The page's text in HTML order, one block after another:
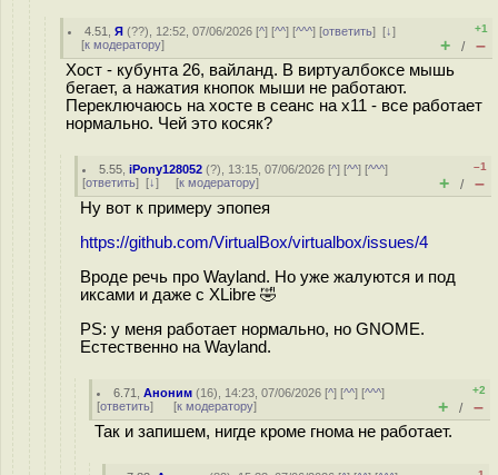
4.51 ,Я (??), 12:52, 07/06/2026 [^] [^^] [^^^] [ответить][↓]
[к модератору]
+1
+ / –
Хост - кубунта 26, вайланд. В виртуалбоксе мышь
бегает, а нажатия кнопок мыши не работают.
Переключаюсь на хосте в сеанс на х11 - все работает
нормально. Чей это косяк?
5.55 ,iPony128052 (?), 13:15, 07/06/2026 [^] [^^] [^^^]
[ответить] [↓] [к модератору]
–1
+ / –
Ну вот к примеру эпопея
https://github.com/VirtualBox/virtualbox/issues/4
Вроде речь про Wayland. Но уже жалуются и под
иксами и даже с XLibre 🤣
PS: у меня работает нормально, но GNOME.
Естественно на Wayland.
6.71 ,Аноним (16), 14:23, 07/06/2026 [^] [^^] [^^^]
[ответить] [к модератору]
+2
+ / –
Так и запишем, нигде кроме гнома не работает.